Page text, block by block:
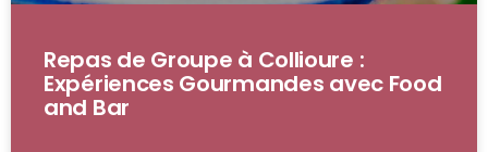
Repas de Groupe à Collioure :
Expériences Gourmandes avec Food
and Bar